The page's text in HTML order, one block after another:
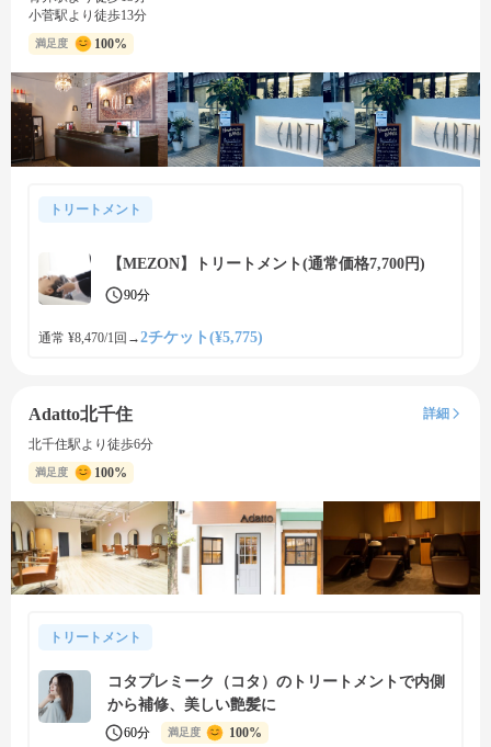
小菅駅より徒歩13分
満足度 100%
トリートメント
【MEZON】トリートメント(通常価格7,700円)
90分
通常 ¥8,470/1回 →2チケット(¥5,775)
Adatto北千住
詳細
北千住駅より徒歩6分
満足度 100%
トリートメント
コタプレミーク（コタ）のトリートメントで内側
から補修、美しい艶髪に
60分 満足度 100%